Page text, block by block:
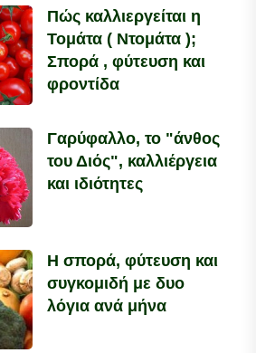
Πώς καλλιεργείται η
Τομάτα ( Ντομάτα );
Σπορά , φύτευση και
φροντίδα
Γαρύφαλλο, το "άνθος
του Διός", καλλιέργεια
και ιδιότητες
Η σπορά, φύτευση και
συγκομιδή με δυο
λόγια ανά μήνα